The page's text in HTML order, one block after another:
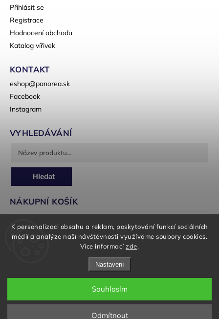
K personalizaci obsahu a reklam, poskytování funkcí sociálních
médií a analýze naší návštěvnosti využíváme soubory cookies.
Více informacízde.
Nastavení
Odmítnout
Souhlasím
Přihlásit se
Registrace
Hodnocení obchodu
Katalog vířivek
KONTAKT
eshop@panorea.sk
Facebook
Instagram
VYHLEDÁVÁNÍ
Hledat
NÁKUPNÍ KOŠÍK
0ks /0 Kč
Copyright 2026Panorea Garden. Všechna práva vyhrazena.
Upravit nastavení cookies